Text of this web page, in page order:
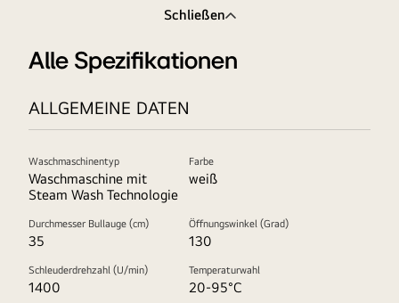
Schließen
Alle Spezifikationen
ALLGEMEINE DATEN
Waschmaschinentyp
Waschmaschine mit
Steam Wash Technologie
Farbe
weiß
Durchmesser Bullauge (cm)
35
Öffnungswinkel (Grad)
130
Schleuderdrehzahl (U/min)
1400
Temperaturwahl
20-95°C